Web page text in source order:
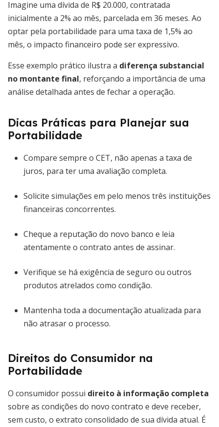
Imagine uma dívida de R$ 20.000, contratada
inicialmente a 2% ao mês, parcelada em 36 meses. Ao
optar pela portabilidade para uma taxa de 1,5% ao
mês, o impacto financeiro pode ser expressivo.
Esse exemplo prático ilustra a diferença substancial
no montante final, reforçando a importância de uma
análise detalhada antes de fechar a operação.
Dicas Práticas para Planejar sua
Portabilidade
Compare sempre o CET, não apenas a taxa de
juros, para ter uma avaliação completa.
Solicite simulações em pelo menos três instituições
financeiras concorrentes.
Cheque a reputação do novo banco e leia
atentamente o contrato antes de assinar.
Verifique se há exigência de seguro ou outros
produtos atrelados como condição.
Mantenha toda a documentação atualizada para
não atrasar o processo.
Direitos do Consumidor na
Portabilidade
O consumidor possui direito à informação completa
sobre as condições do novo contrato e deve receber,
sem custo, o extrato consolidado de sua dívida atual. É